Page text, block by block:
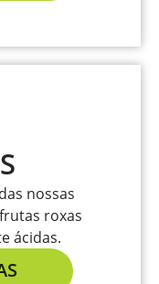
nossas
roxas
ácidas.